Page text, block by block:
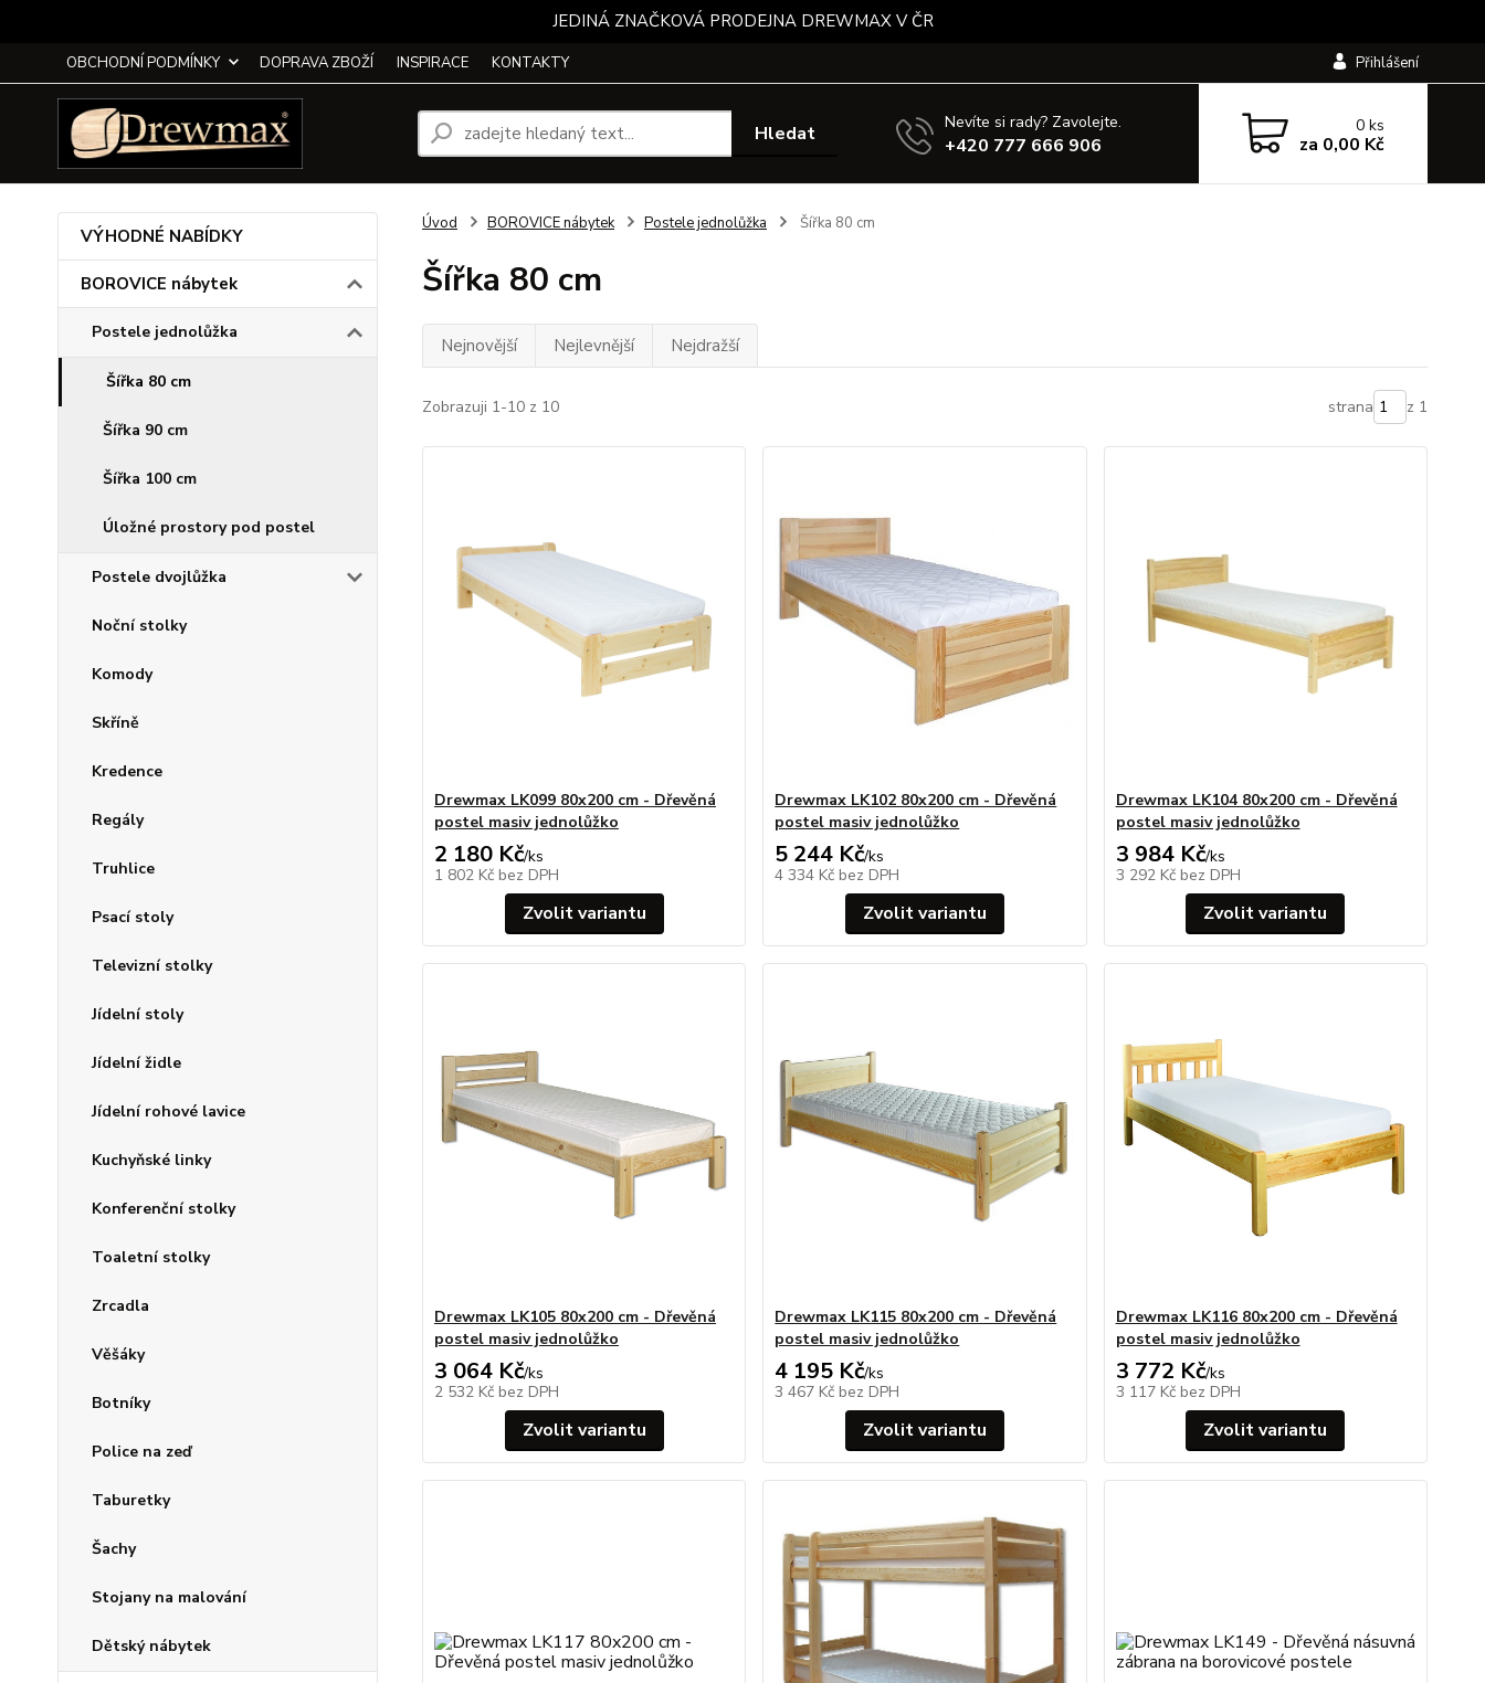
JEDINÁ ZNAČKOVÁ PRODEJNA DREWMAX V ČR
OBCHODNÍ PODMÍNKY DOPRAVA ZBOŽÍ INSPIRACE KONTAKTY Přihlášení
Hledat Nevíte si rady? Zavolejte.
+420 777 666 906
0ks
za 0,00 Kč
VÝHODNÉ NABÍDKY
BOROVICE nábytek
Postele jednolůžka
Šířka 80 cm
Šířka 90 cm
Šířka 100 cm
Úložné prostory pod postel
Postele dvojlůžka
Noční stolky
Komody
Skříně
Kredence
Regály
Truhlice
Psací stoly
Televizní stolky
Jídelní stoly
Jídelní židle
Jídelní rohové lavice
Kuchyňské linky
Konferenční stolky
Toaletní stolky
Zrcadla
Věšáky
Botníky
Police na zeď
Taburetky
Šachy
Stojany na malování
Dětský nábytek
Úvod BOROVICE nábytek Postele jednolůžka Šířka 80 cm
Šířka 80 cm
Nejnovější Nejlevnější Nejdražší
Zobrazuji 1-10 z 10 strana z 1
Drewmax LK099 80x200 cm - Dřevěná
postel masiv jednolůžko
2 180 Kč/ks
1 802 Kč bez DPH
Zvolit variantu
Drewmax LK102 80x200 cm - Dřevěná
postel masiv jednolůžko
5 244 Kč/ks
4 334 Kč bez DPH
Zvolit variantu
Drewmax LK104 80x200 cm - Dřevěná
postel masiv jednolůžko
3 984 Kč/ks
3 292 Kč bez DPH
Zvolit variantu
Drewmax LK105 80x200 cm - Dřevěná
postel masiv jednolůžko
3 064 Kč/ks
2 532 Kč bez DPH
Zvolit variantu
Drewmax LK115 80x200 cm - Dřevěná
postel masiv jednolůžko
4 195 Kč/ks
3 467 Kč bez DPH
Zvolit variantu
Drewmax LK116 80x200 cm - Dřevěná
postel masiv jednolůžko
3 772 Kč/ks
3 117 Kč bez DPH
Zvolit variantu